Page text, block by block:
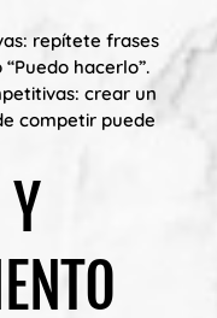
repítete frases
hacerlo”.
crear un
competir puede